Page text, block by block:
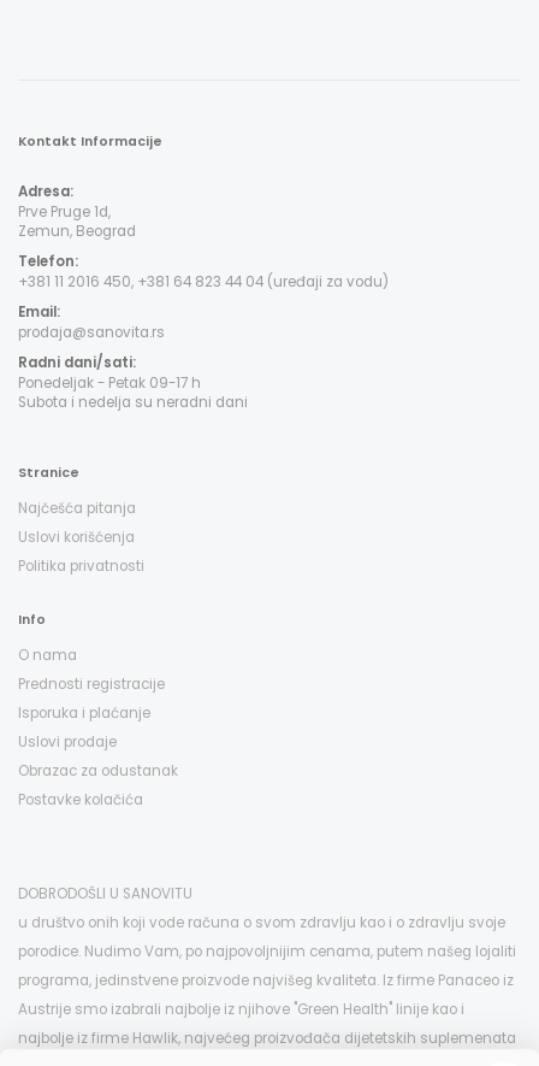
Kontakt Informacije
Adresa:
Prve Pruge 1d,
Zemun, Beograd
Telefon:
+381 11 2016 450, +381 64 823 44 04 (uređaji za vodu)
Email:
prodaja@sanovita.rs
Radni dani/sati:
Ponedeljak - Petak 09-17 h
Subota i nedelja su neradni dani
Stranice
Najčešća pitanja
Uslovi korišćenja
Politika privatnosti
Info
O nama
Prednosti registracije
Isporuka i plaćanje
Uslovi prodaje
Obrazac za odustanak
Postavke kolačića
DOBRODOŠLI U SANOVITU
u društvo onih koji vode računa o svom zdravlju kao i o zdravlju svoje
porodice. Nudimo Vam, po najpovoljnijim cenama, putem našeg lojaliti
programa, jedinstvene proizvode najvišeg kvaliteta. Iz firme Panaceo iz
Austrije smo izabrali najbolje iz njihove "Green Health" linije kao i
najbolje iz firme Hawlik, najvećeg proizvođača dijetetskih suplemenata